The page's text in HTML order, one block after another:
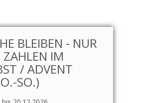
BLEIBEN - NUR
IM
/ ADVENT
SO.)